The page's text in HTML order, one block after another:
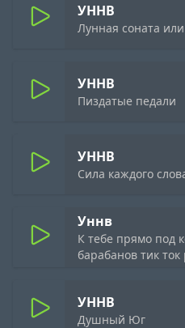
УННВ
Лунная соната
УННВ
Пиздатые педали
УННВ
Сила каждого
Уннв
К тебе прямо под
барабанов тик ток
УННВ
Душный Юг